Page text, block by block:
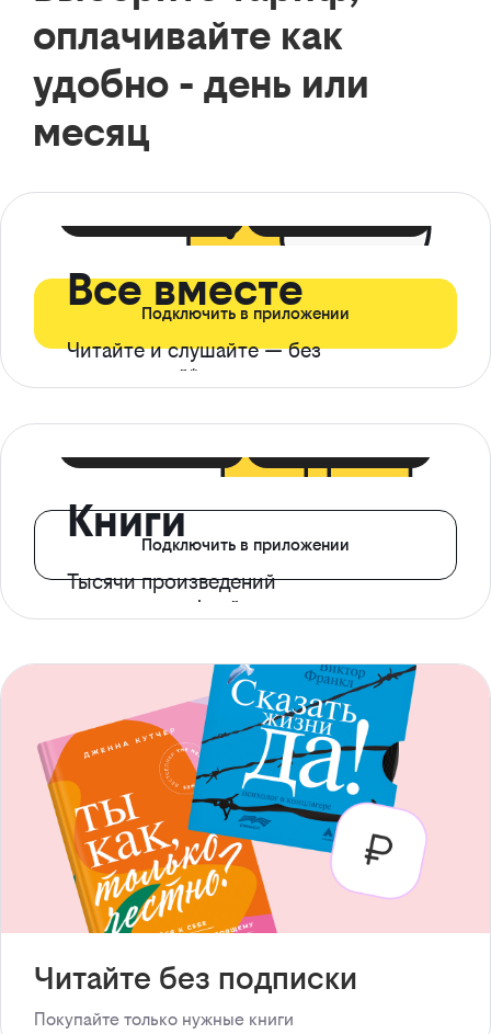
оплачивайте как
удобно - день или
месяц
Все вместе
Читайте и слушайте — без
ограничений*
Подключить в приложении
Книги
Тысячи произведений
с доступом офлайн
Подключить в приложении
Читайте без подписки
Покупайте только нужные книги